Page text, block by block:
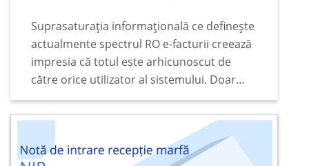
Suprasaturația informațională ce definește
actualmente spectrul RO e-facturii creează
impresia că totul este arhicunoscut de
către orice utilizator al sistemului. Doar
simpla vizualizare a titlului unui material
care are în centru RO e-factura te face să